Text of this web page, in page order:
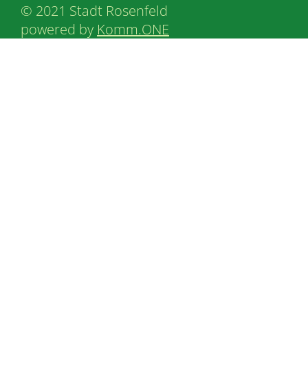
© 2021 Stadt Rosenfeld
powered by Komm.ONE